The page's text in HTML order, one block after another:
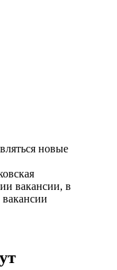
новые
вакансии, в